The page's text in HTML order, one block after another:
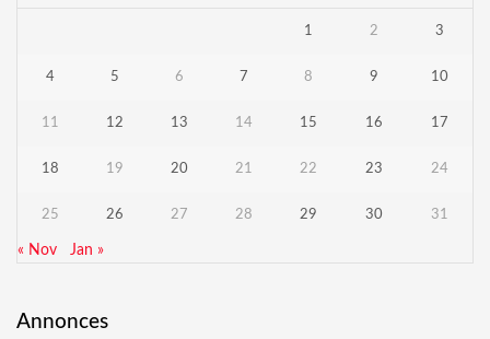
1 2 3
4 5 6 7 8 9 10
11 12 13 14 15 16 17
18 19 20 21 22 23 24
25 26 27 28 29 30 31
« Nov Jan »
Annonces